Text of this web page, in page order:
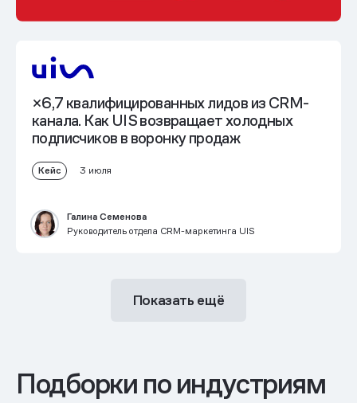
×6,7 квалифицированных лидов из CRM-
канала. Как UIS возвращает холодных
подписчиков в воронку продаж
Кейс 3 июля
Галина Семенова
Руководитель отдела CRM-маркетинга UIS
Показать ещё
Подборки по индустриям